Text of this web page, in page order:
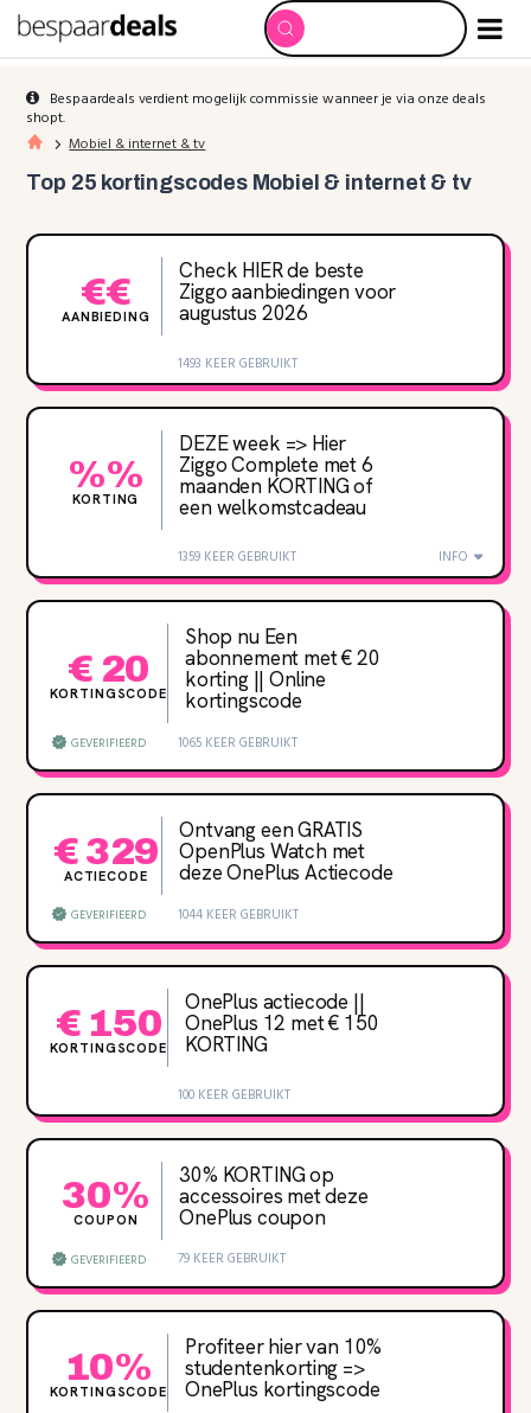
Bespaardeals verdient mogelijk commissie wanneer je via onze deals
shopt.
Mobiel & internet & tv
Top 25 kortingscodes Mobiel & internet & tv
€€
AANBIEDING
Check HIER de beste
Ziggo aanbiedingen voor
augustus 2026
1493 KEER GEBRUIKT
%%
KORTING
DEZE week => Hier
Ziggo Complete met 6
maanden KORTING of
een welkomstcadeau
1359 KEER GEBRUIKT INFO
€ 20
KORTINGSCODE
Shop nu Een
abonnement met € 20
korting || Online
kortingscode
GEVERIFIEERD 1065 KEER GEBRUIKT
€ 329
ACTIECODE
Ontvang een GRATIS
OpenPlus Watch met
deze OnePlus Actiecode
GEVERIFIEERD 1044 KEER GEBRUIKT
€ 150
KORTINGSCODE
OnePlus actiecode ||
OnePlus 12 met € 150
KORTING
100 KEER GEBRUIKT
30%
COUPON
30‌% KORTING op
accessoires met deze
OnePlus coupon
GEVERIFIEERD 79 KEER GEBRUIKT
10%
KORTINGSCODE
Profiteer hier van 10‌%
studentenkorting =>
OnePlus kortingscode